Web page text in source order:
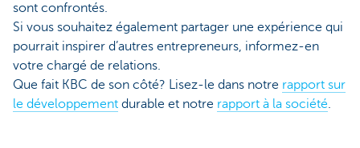
sont confrontés.
Si vous souhaitez également partager une expérience qui
pourrait inspirer d’autres entrepreneurs, informez-en
votre chargé de relations.
Que fait KBC de son côté? Lisez-le dans notre rapport sur
le développement durable et notre rapport à la société.